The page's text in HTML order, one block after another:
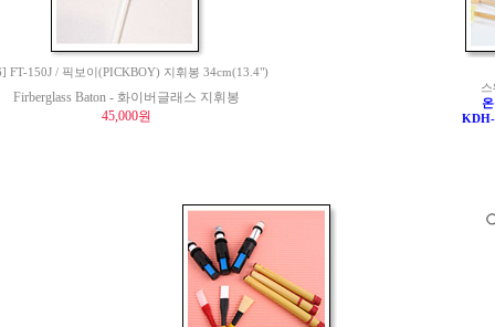
FT-150J / 픽보이(PICKBOY) 지휘봉 34cm(13.4")
Firberglass Baton - 화이버글래스 지휘봉
45,000원
KDH-